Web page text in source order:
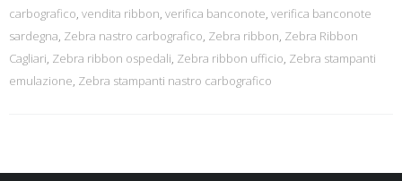
carbografico, vendita ribbon, verifica banconote, verifica banconote
sardegna, Zebra nastro carbografico, Zebra ribbon, Zebra Ribbon
Cagliari, Zebra ribbon ospedali, Zebra ribbon ufficio, Zebra stampanti
emulazione, Zebra stampanti nastro carbografico